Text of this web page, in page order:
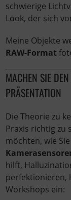
schwierige
Look, der sich
Meine Objekte
RAW-Format
MACHEN SIE
PRÄSENTATION
Die Theorie zu
Praxis richtig zu
möchten, wie Sie
hilft,
perfektionieren,
Workshops ein: